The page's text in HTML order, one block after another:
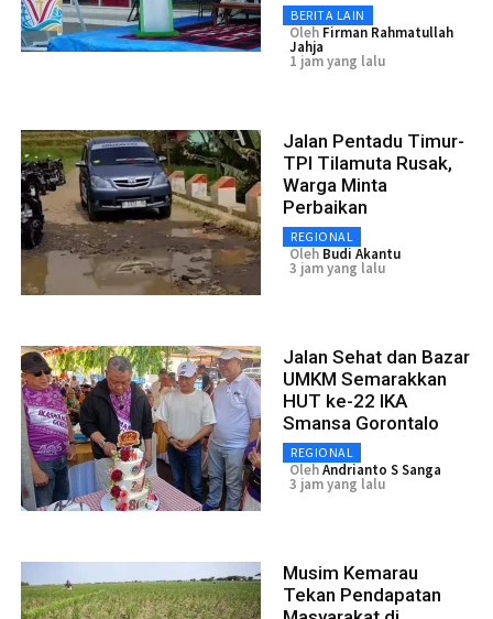
BERITA LAIN
Oleh Firman Rahmatullah
Jahja
1 jam yang lalu
Jalan Pentadu Timur-
TPI Tilamuta Rusak,
Warga Minta
Perbaikan
REGIONAL
Oleh Budi Akantu
3 jam yang lalu
Jalan Sehat dan Bazar
UMKM Semarakkan
HUT ke-22 IKA
Smansa Gorontalo
REGIONAL
OlehAndrianto S Sanga
3 jam yang lalu
Musim Kemarau
Tekan Pendapatan